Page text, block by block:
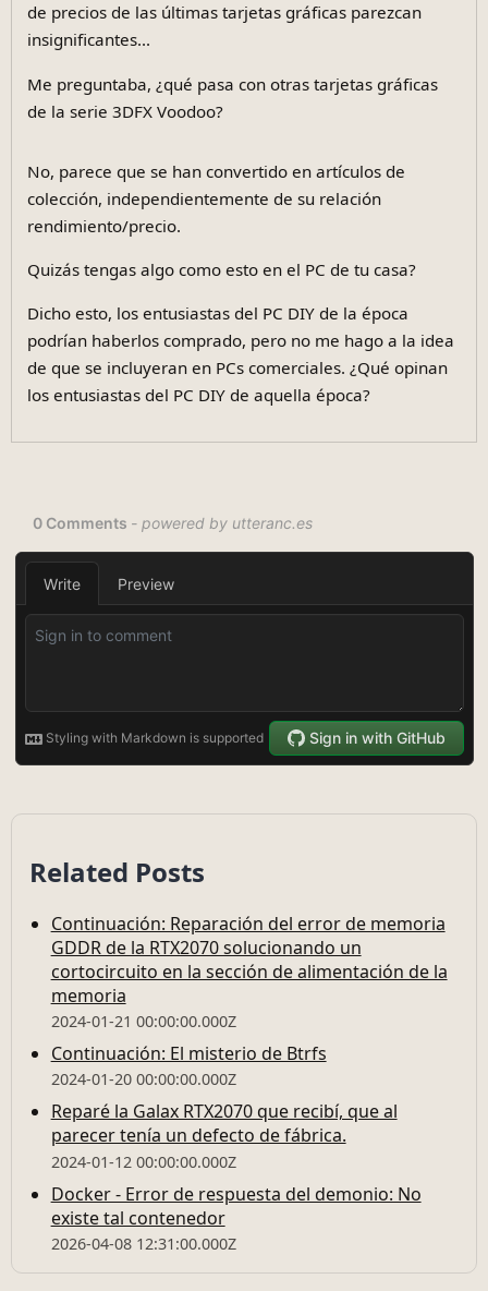
de precios de las últimas tarjetas gráficas parezcan
insignificantes...
Me preguntaba, ¿qué pasa con otras tarjetas gráficas
de la serie 3DFX Voodoo?
No, parece que se han convertido en artículos de
colección, independientemente de su relación
rendimiento/precio.
Quizás tengas algo como esto en el PC de tu casa?
Dicho esto, los entusiastas del PC DIY de la época
podrían haberlos comprado, pero no me hago a la idea
de que se incluyeran en PCs comerciales. ¿Qué opinan
los entusiastas del PC DIY de aquella época?
Related Posts
Continuación: Reparación del error de memoria
GDDR de la RTX2070 solucionando un
cortocircuito en la sección de alimentación de la
memoria
2024-01-21 00:00:00.000Z
Continuación: El misterio de Btrfs
2024-01-20 00:00:00.000Z
Reparé la Galax RTX2070 que recibí, que al
parecer tenía un defecto de fábrica.
2024-01-12 00:00:00.000Z
Docker - Error de respuesta del demonio: No
existe tal contenedor
2026-04-08 12:31:00.000Z